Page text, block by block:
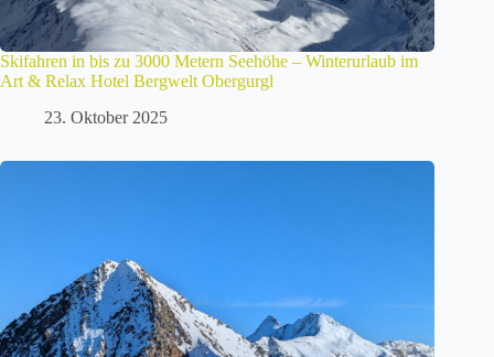
Skifahren in bis zu 3000 Metern Seehöhe – Winterurlaub im
Art & Relax Hotel Bergwelt Obergurgl
23. Oktober 2025